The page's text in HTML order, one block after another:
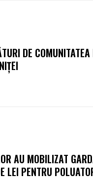
DE
AU MOBILIZAT
PENTRU